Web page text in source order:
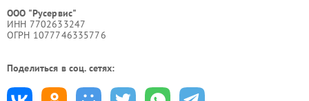
ООО "Русервис"
ИНН 7702633247
ОГРН 1077746335776
Поделиться в соц. сетях: